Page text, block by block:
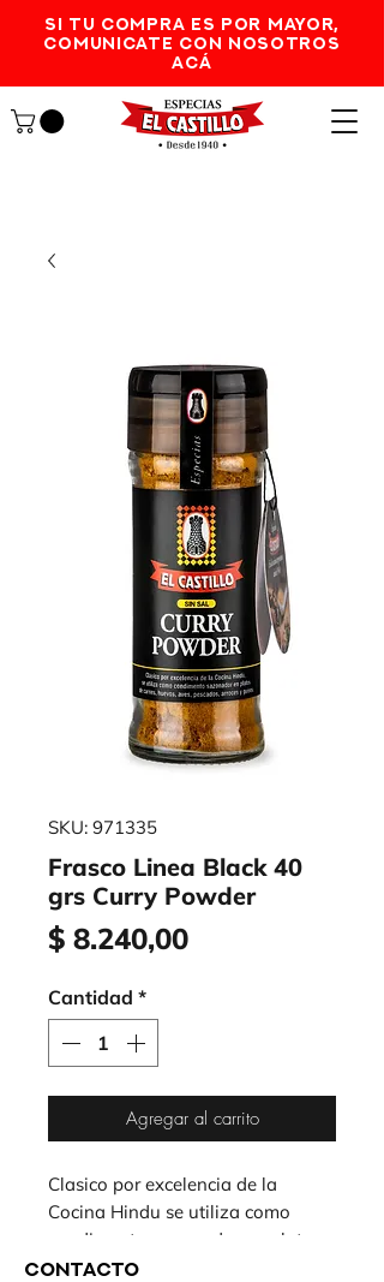
SI TU COMPRA ES POR MAYOR,
comunicate con nosotros
acá
SKU: 971335
Frasco Linea Black 40
grs Curry Powder
$ 8.240,00Precio
Cantidad *
Agregar al carrito
Clasico por excelencia de la
Cocina Hindu se utiliza como
condimento sazonador en platos
de carnes huevos aves pescados
CONTACTO